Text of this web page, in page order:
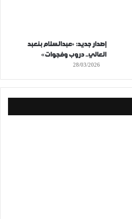
إصدار جديد: «عبدالسلام بنعبد
العالي.. دروب وفجوات»
28/03/2026